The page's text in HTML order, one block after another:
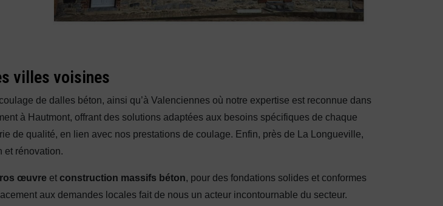
villes voisines
de dalles béton, ainsi qu’à Valenciennes où notre expertise est reconnue dans
à Hautmont, offrant des solutions adaptées aux besoins spécifiques de chaque
de qualité, en lien avec nos prestations de coulage. Enfin, près de La Longueville,
et rénovation.
œuvre et construction massifs béton, pour des fondations solides et conformes
aux demandes locales fait de nous un acteur incontournable du secteur.